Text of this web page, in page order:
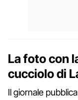
La foto con
cucciolo di
Il giornale